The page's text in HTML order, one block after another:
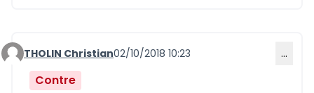
Commentaire 565
THOLIN Christian02/10/2018 10:23 …
Contre